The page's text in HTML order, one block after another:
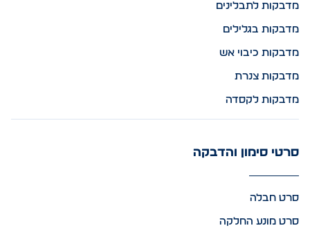
מדבקות לתבלינים
מדבקות בגלילים
מדבקות כיבוי אש
מדבקות צנרת
מדבקות לקסדה
סרטי סימון והדבקה
סרט חבלה
סרט מונע החלקה